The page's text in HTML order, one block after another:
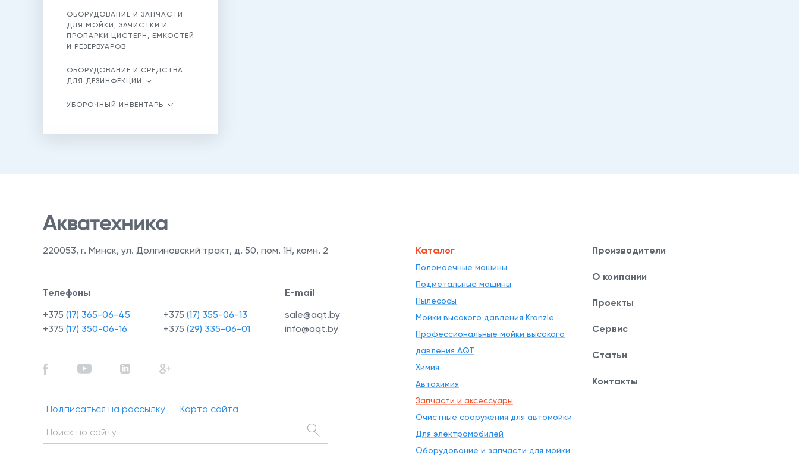
ОБОРУДОВАНИЕ И ЗАПЧАСТИ
ДЛЯ МОЙКИ, ЗАЧИСТКИ И
ПРОПАРКИ ЦИСТЕРН, ЕМКОСТЕЙ
И РЕЗЕРВУАРОВ
ОБОРУДОВАНИЕ И СРЕДСТВА
ДЛЯ ДЕЗИНФЕКЦИИ
УБОРОЧНЫЙ ИНВЕНТАРЬ
220053, г. Минск, ул. Долгиновский тракт, д. 50, пом. 1Н, комн. 2
Телефоны
+375 (17) 365-06-45
+375 (17) 350-06-16
+375 (17) 355-06-13
+375 (29) 335-06-01
E-mail
sale@aqt.by
info@aqt.by
Подписаться на рассылку Карта сайта
Каталог
Поломоечные машины
Подметальные машины
Пылесосы
Мойки высокого давления Kranzle
Профессиональные мойки высокого
давления AQT
Химия
Автохимия
Запчасти и аксессуары
Очистные сооружения для автомойки
Для электромобилей
Оборудование и запчасти для мойки
Производители
О компании
Проекты
Сервис
Статьи
Контакты